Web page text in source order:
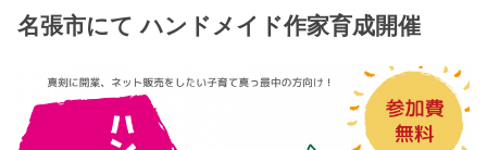
名張市にて ハンドメイド作家育成開催